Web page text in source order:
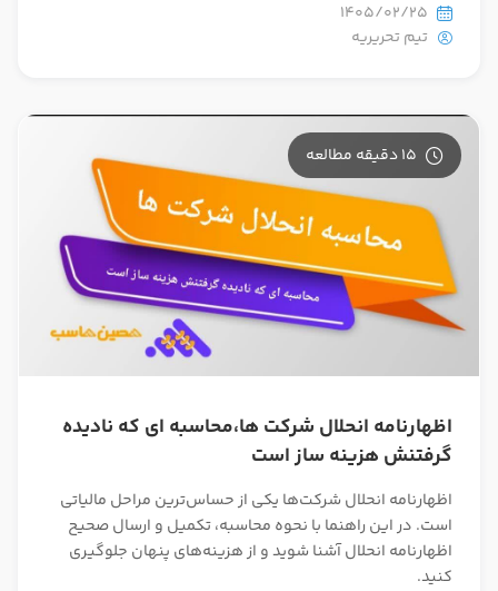
1405/02/25
تیم تحریریه
15 دقیقه مطالعه
اظهارنامه انحلال شرکت ها،محاسبه ای که نادیده
گرفتنش هزینه ساز است
اظهارنامه انحلال شرکت‌ها یکی از حساس‌ترین مراحل مالیاتی
است. در این راهنما با نحوه محاسبه، تکمیل و ارسال صحیح
اظهارنامه انحلال آشنا شوید و از هزینه‌های پنهان جلوگیری
کنید.